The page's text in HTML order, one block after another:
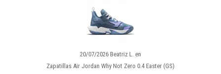
20/07/2026 Beatriz L. en
Zapatillas Air Jordan Why Not Zero 0.4 Easter (GS)